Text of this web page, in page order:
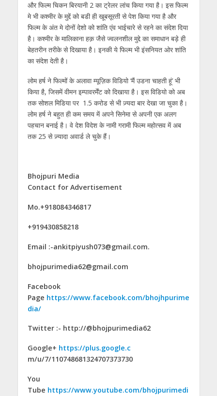
और फिल्म चिकन बिरयानी 2 का ट्रेलर लांच किया गया है। इस फिल्म
मे भी कश्मीर के मुद्दें को बडी ही खूबसूरती से पेश किया गया है और
फिल्म के अंत मे दोनों देशो को शांति एंव भाईचारे से रहने का संदेश दिया
है। कश्मीर के मालिकाना हक़ जैसे ज्वलनशील मुद्दे का समाधान बड़े ही
बेहतरीन तरीके से दिखाया है। इनकी ये फिल्म भी इंसनियत ओर शांति
का संदेश देती है।
लोम हर्ष ने फिल्मों के अलावा म्यूज़िक विडियो ‘मैं उडना चाहती हूं’ भी
किया है, जिसमें वीमन इम्पावरर्मेंट को दिखाया है। इस विडियो को अब
तक सोशल मिडिया पर 1.5 करोड से भी ज़्यदा बार देखा जा चुका है।
लोम हर्ष ने बहुत ही कम समय में अपने सिनेमा से अपनी एक अलग
पहचान बनाई है। वे देश विदेश के नामी गरामी फिल्म महोत्‍सव में अब
तक 25 से ज़्यादा अवार्ड ले चुके हैं।
Bhojpuri Media
Contact for Advertisement
Mo.+918084346817
+919430858218
Email :-ankitpiyush073@gmail.com.
bhojpurimedia62@gmail.com
Facebook
Page https://www.facebook.com/bhojhpurime
dia/
Twitter :- http://@bhojpurimedia62
Google+ https://plus.google.c
m/u/7/110748681324707373730
You
Tube https://www.youtube.com/bhojpurimedi